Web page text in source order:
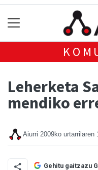
Leherketa
mendiko
Aiurri 2009ko urtarrilaren
Gehitu gaitzazu